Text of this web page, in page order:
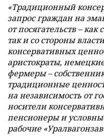
«Традиционный
запрос граждан на
от посягательств –
так и со стороны
консервативных
аристократы,
фермеры –
традиционные
на независимость от
носители
пенсионеры и
рабочие